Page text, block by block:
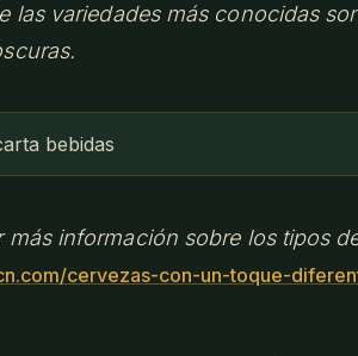
las variedades más conocidas
más información sobre los tipos
cervezas-con-un-toque-